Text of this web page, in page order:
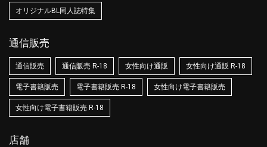
オリジナルBL同人誌特集
通信販売
通信販売 通信販売 R-18 女性向け通販 女性向け通販 R-18
電子書籍販売 電子書籍販売 R-18 女性向け電子書籍販売
女性向け電子書籍販売 R-18
店舗